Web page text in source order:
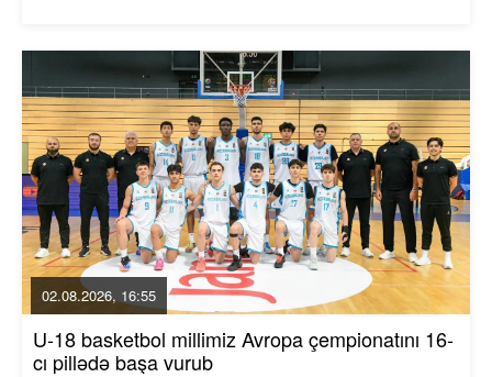
02.08.2026, 16:55
U-18 basketbol millimiz Avropa çempionatını 16-
cı pillədə başa vurub